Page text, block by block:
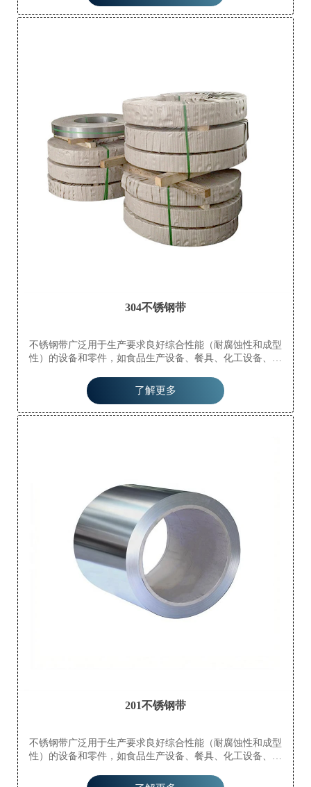
304不锈钢带
不锈钢带广泛用于生产要求良好综合性能（耐腐蚀性和成型
性）的设备和零件，如食品生产设备、餐具、化工设备、核
械、纤维工业和船舶零件等。
了解更多
201不锈钢带
不锈钢带广泛用于生产要求良好综合性能（耐腐蚀性和成型
性）的设备和零件，如食品生产设备、餐具、化工设备、核
械、纤维工业和船舶零件等。